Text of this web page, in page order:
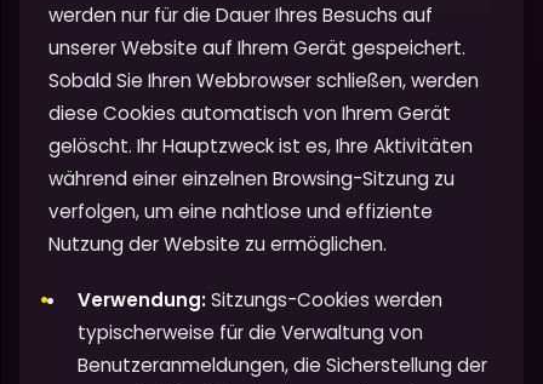
werden nur für die Dauer Ihres Besuchs auf
unserer Website auf Ihrem Gerät gespeichert.
Sobald Sie Ihren Webbrowser schließen, werden
diese Cookies automatisch von Ihrem Gerät
gelöscht. Ihr Hauptzweck ist es, Ihre Aktivitäten
während einer einzelnen Browsing-Sitzung zu
verfolgen, um eine nahtlose und effiziente
Nutzung der Website zu ermöglichen.
Verwendung:Sitzungs-Cookies werden
typischerweise für die Verwaltung von
Benutzeranmeldungen, die Sicherstellung der